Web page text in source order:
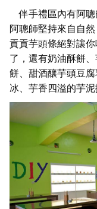
伴手禮區內有阿
阿聰師堅持來自自
貢貢芋頭條絕對讓
了，還有奶油酥餅
餅、甜酒釀芋頭豆
冰、芋香四溢的芋泥